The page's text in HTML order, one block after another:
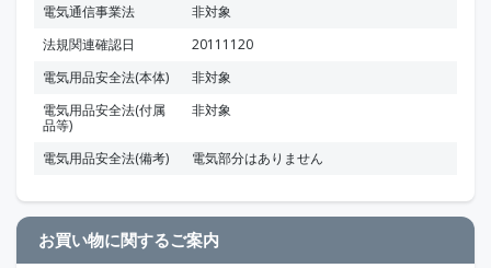
電気通信事業法
非対象
法規関連確認日
20111120
電気用品安全法(本体)
非対象
電気用品安全法(付属
品等)
非対象
電気用品安全法(備考) 電気部分はありません
お買い物に関するご案内